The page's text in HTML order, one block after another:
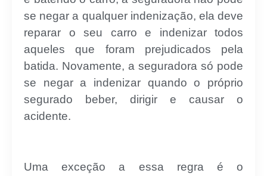
se negar a qualquer indenização, ela deve
reparar o seu carro e indenizar todos
aqueles que foram prejudicados pela
batida. Novamente, a seguradora só pode
se negar a indenizar quando o próprio
segurado beber, dirigir e causar o
acidente.
Uma exceção a essa regra é o